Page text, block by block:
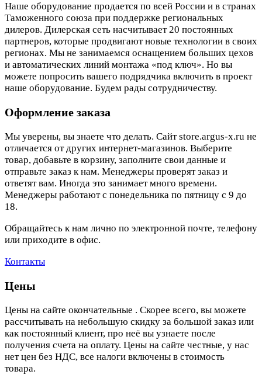
Наше оборудование продается по всей России и в странах
Таможенного союза при поддержке региональных
дилеров. Дилерская сеть насчитывает 20 постоянных
партнеров, которые продвигают новые технологии в своих
регионах. Мы не занимаемся оснащением больших цехов
и автоматических линий монтажа «под ключ». Но вы
можете попросить вашего подрядчика включить в проект
наше оборудование. Будем рады сотрудничеству.
Оформление заказа
Мы уверены, вы знаете что делать. Сайт store.argus-x.ru не
отличается от других интернет-магазинов. Выберите
товар, добавьте в корзину, заполните свои данные и
отправьте заказ к нам. Менеджеры проверят заказ и
ответят вам. Иногда это занимает много времени.
Менеджеры работают с понедельника по пятницу с 9 до
18.
Обращайтесь к нам лично по электронной почте, телефону
или приходите в офис.
Контакты
Цены
Цены на сайте окончательные . Скорее всего, вы можете
рассчитывать на небольшую скидку за большой заказ или
как постоянный клиент, про неё вы узнаете после
получения счета на оплату. Цены на сайте честные, у нас
нет цен без НДС, все налоги включены в стоимость
товара.